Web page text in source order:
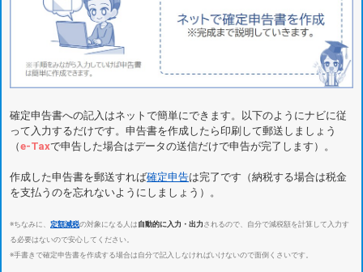
確定申告書への記入はネットで簡単にできます。以下のようにナビに従
って入力するだけです。申告書を作成したら印刷して郵送しましょう
（e-Taxで申告した場合はデータの送信だけで申告が完了します）。
作成した申告書を郵送すれば確定申告は完了です（納税する場合は税金
を支払うのを忘れないようにしましょう）。
※ちなみに、 定額減税の対象になる人は 自動的に入力・出力 されるので、自分で減税額を計算して入力す
る必要はないので安心してください。
※手書きで確定申告書を作成する場合は自分で記入しなければいけないので面倒くさいです。